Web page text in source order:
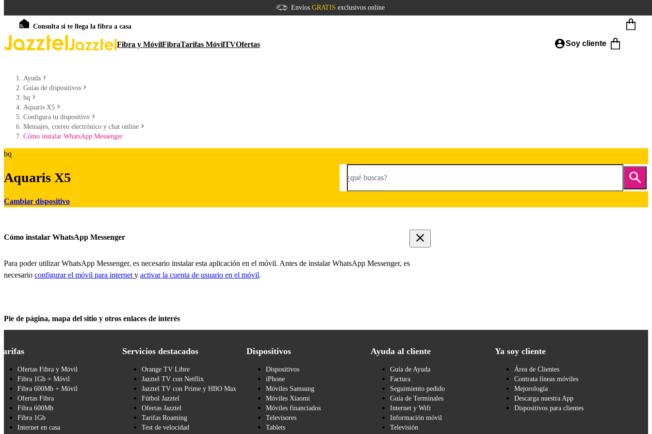
Envíos GRATIS exclusivos online
Consulta si te llega la fibra a casa
Fibra y MóvilFibraTarifas MóvilTVOfertas Soy cliente
Ayuda
Guías de dispositivos
bq
Aquaris X5
Configura tu dispositivo
Mensajes, correo electrónico y chat online
Cómo instalar WhatsApp Messenger
bq
Aquaris X5
Cambiar dispositivo
¿qué buscas?
Cómo instalar WhatsApp Messenger
Para poder utilizar WhatsApp Messenger, es necesario instalar esta aplicación en el móvil. Antes de instalar WhatsApp Messenger, es
necesario configurar el móvil para internet y activar la cuenta de usuario en el móvil.
Pie de página, mapa del sitio y otros enlaces de interés
Ofertas Fibra y Móvil
Fibra 1Gb + Móvil
Fibra 600Mb + Móvil
Ofertas Fibra
Fibra 600Mb
Fibra 1Gb
Internet en casa
Servicios destacados
Orange TV Libre
Jazztel TV con Netflix
Jazztel TV con Prime y HBO Max
Fútbol Jazztel
Ofertas Jazztel
Tarifas Roaming
Test de velocidad
Dispositivos
Dispositivos
iPhone
Móviles Samsung
Móviles Xiaomi
Móviles financiados
Televisores
Tablets
Ayuda al cliente
Guía de Ayuda
Factura
Seguimiento pedido
Guía de Terminales
Internet y Wifi
Información móvil
Televisión
Ya soy cliente
Área de Clientes
Contrata líneas móviles
Mejorología
Descarga nuestra App
Dispositivos para clientes